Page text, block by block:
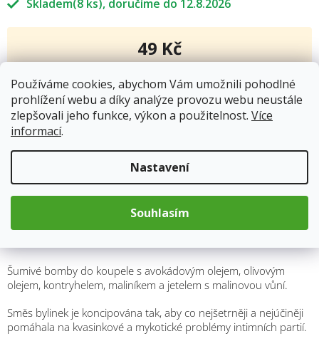
Používáme cookies, abychom Vám umožnili pohodlné
prohlížení webu a díky analýze provozu webu neustále
zlepšovali jeho funkce, výkon a použitelnost. Více
informací.
Nastavení
Souhlasím
Skladem(8 ks) 12.8.2026
Kód produktu:
Kategorie:
Přírodní koupele
49 Kč
Měrná
cena:
Přidat do košíku
Popis
Šumivé bomby do koupele s avokádovým olejem, olivovým
olejem, kontryhelem, maliníkem a jetelem s malinovou vůní.
Směs bylinek je koncipována tak, aby co nejšetrněji a nejúčiněji
pomáhala na kvasinkové a mykotické problémy intimních partií.